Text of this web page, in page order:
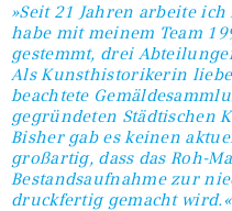
»Seit 21 Jahren arbeite
habe mit meinem Team
gestemmt, drei
Als Kunsthistorikerin
beachtete
gegründeten Städtischen
Bisher gab es keinen
großartig, dass das Roh-
Bestandsaufnahme zur
druckfertig gemacht wird.«